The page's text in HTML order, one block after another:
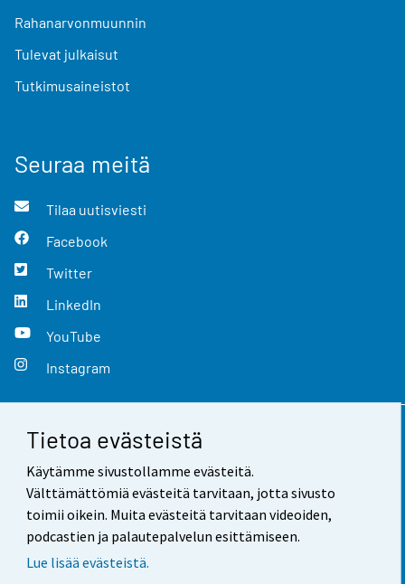
Tietoa evästeistä
Käytämme sivustollamme evästeitä.
Välttämättömiä evästeitä tarvitaan, jotta sivusto
toimii oikein. Muita evästeitä tarvitaan videoiden,
podcastien ja palautepalvelun esittämiseen.
Lue lisää evästeistä.
Rahanarvonmuunnin
Tulevat julkaisut
Tutkimusaineistot
Seuraa meitä
Tilaa uutisviesti
Facebook
Twitter
LinkedIn
YouTube
Instagram
Yhteystiedot
Palaute
Käyttöehdot